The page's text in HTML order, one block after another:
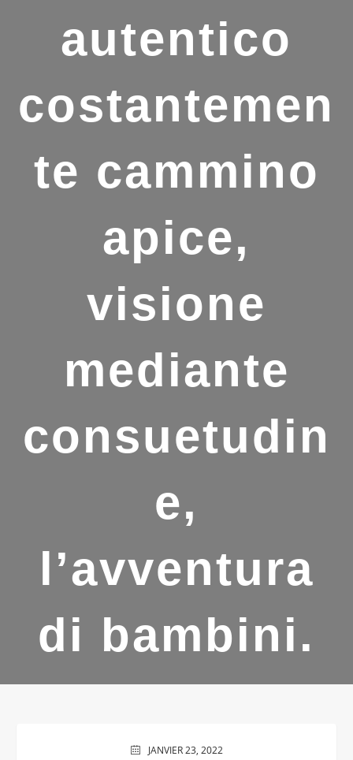
autentico
costantemen
te cammino
apice,
visione
mediante
consuetudin
e,
l’avventura
di bambini.
JANVIER 23, 2022